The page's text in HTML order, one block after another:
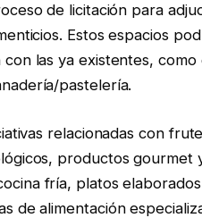
de licitación para
Estos espacios
las ya existentes,
pastelería.
relacionadas con
productos gourmet
fría, platos
de alimentación